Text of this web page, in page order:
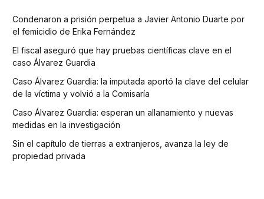
Condenaron a prisión perpetua a Javier Antonio Duarte por
el femicidio de Erika Fernández
El fiscal aseguró que hay pruebas científicas clave en el
caso Álvarez Guardia
Caso Álvarez Guardia: la imputada aportó la clave del celular
de la víctima y volvió a la Comisaría
Caso Álvarez Guardia: esperan un allanamiento y nuevas
medidas en la investigación
Sin el capítulo de tierras a extranjeros, avanza la ley de
propiedad privada